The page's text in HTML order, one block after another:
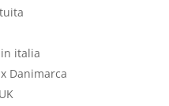
italia
Danimarca